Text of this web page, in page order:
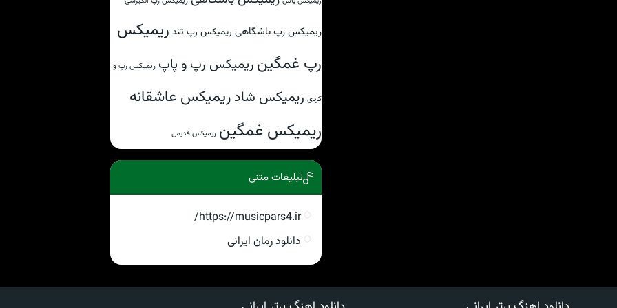
ریمیکس رپ باشگاهی ریمیکس رپ تند ریمیکس
رپ غمگین ریمیکس رپ و پاپ ریمیکس رپ و
کردی ریمیکس شادریمیکس عاشقانه
ریمیکس غمگین ریمیکس قدیمی
تبلیغات متنی
https://musicpars4.ir/
دانلود رمان ایرانی